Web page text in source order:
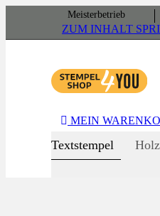
Meister­betrieb
ZUM INHALT
MEIN
Textstempel